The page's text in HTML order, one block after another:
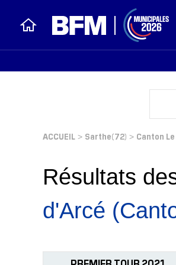
ACCUEIL > Sarthe(72) > Canton
Résultats
d'Arcé